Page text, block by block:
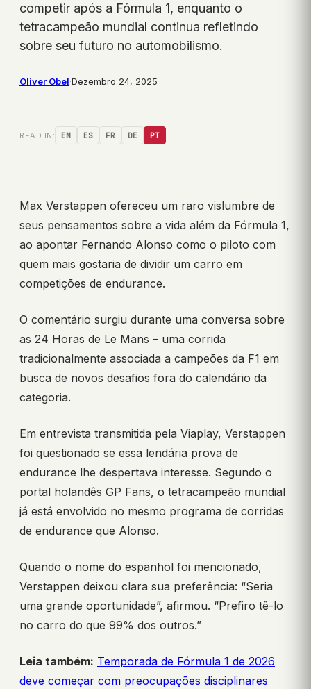
competir após a Fórmula 1, enquanto o
tetracampeão mundial continua refletindo
sobre seu futuro no automobilismo.
Oliver Obel·Dezembro 24, 2025
READ IN: EN ES FR DE PT
Max Verstappen ofereceu um raro vislumbre de
seus pensamentos sobre a vida além da Fórmula 1,
ao apontar Fernando Alonso como o piloto com
quem mais gostaria de dividir um carro em
competições de endurance.
O comentário surgiu durante uma conversa sobre
as 24 Horas de Le Mans – uma corrida
tradicionalmente associada a campeões da F1 em
busca de novos desafios fora do calendário da
categoria.
Em entrevista transmitida pela Viaplay, Verstappen
foi questionado se essa lendária prova de
endurance lhe despertava interesse. Segundo o
portal holandês GP Fans, o tetracampeão mundial
já está envolvido no mesmo programa de corridas
de endurance que Alonso.
Quando o nome do espanhol foi mencionado,
Verstappen deixou clara sua preferência: “Seria
uma grande oportunidade”, afirmou. “Prefiro tê-lo
no carro do que 99% dos outros.”
Leia também: Temporada de Fórmula 1 de 2026
deve começar com preocupações disciplinares